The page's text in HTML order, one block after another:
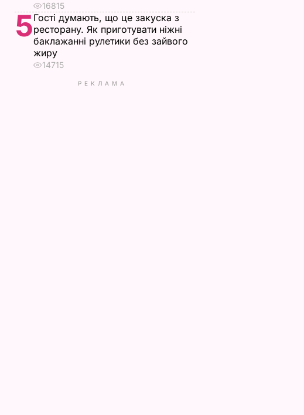
16815
5Гості думають, що це закуска з
ресторану. Як приготувати ніжні
баклажанні рулетики без зайвого
жиру
14715
РЕКЛАМА